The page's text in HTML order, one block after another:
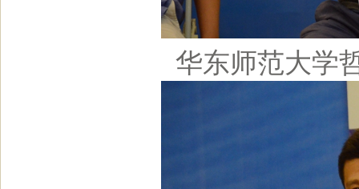
华东师范大学